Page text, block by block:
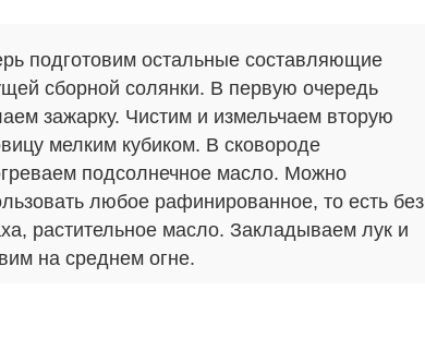
подготовим остальные составляющие
сборной солянки. В первую очередь
зажарку. Чистим и измельчаем вторую
мелким кубиком. В сковороде
подсолнечное масло. Можно
любое рафинированное, то есть без
растительное масло. Закладываем лук и
на среднем огне.